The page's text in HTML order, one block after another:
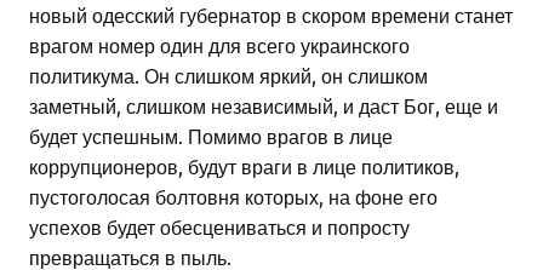
новый одесский губернатор в скором времени станет
врагом номер один для всего украинского
политикума. Он слишком яркий, он слишком
заметный, слишком независимый, и даст Бог, еще и
будет успешным. Помимо врагов в лице
коррупционеров, будут враги в лице политиков,
пустоголосая болтовня которых, на фоне его
успехов будет обесцениваться и попросту
превращаться в пыль.